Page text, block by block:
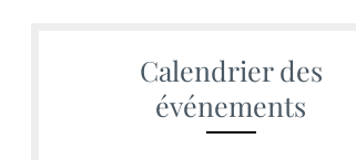
Calendrier des
événements